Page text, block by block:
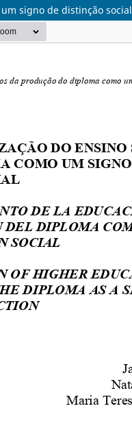
signo de distinção social